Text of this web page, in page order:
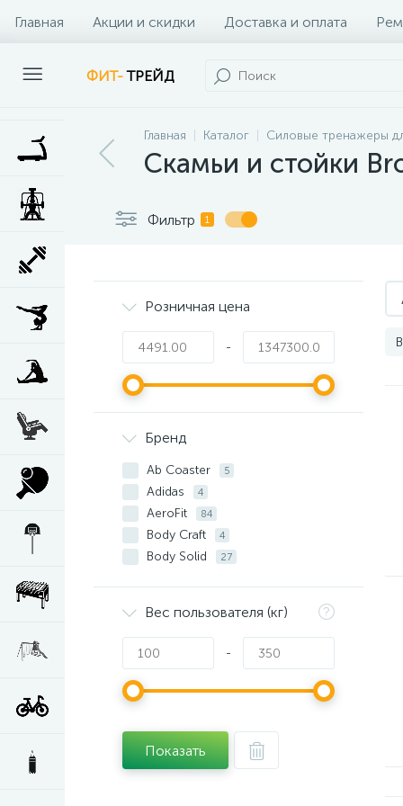
Главная Акции и скидки Доставка и оплата
Наши клиенты Контакты
ФИТ-ТРЕЙД
Главная Каталог Силовые тренажеры
Скамьи и стойки
Фильтр 1
Розничная цена
-
Бренд
Ab Coaster 5
Adidas 4
AeroFit 84
Body Craft 4
Body Solid 27
CENTR
Century
Hasttings 41
Impact 15
Inotec 3
Inspire 3
Вес пользователя (кг)
-
Показать